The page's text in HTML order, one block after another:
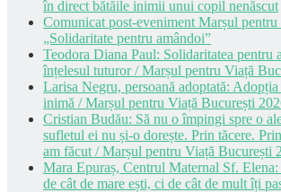
în direct bătăile inimii unui copil nenăscut
Comunicat post-eveniment Marșul
„Solidaritate pentru amândoi”
Teodora Diana Paul: Solidaritatea pentru
înțelesul tuturor / Marșul pentru Viață
Larisa Negru, persoană adoptată:
inimă / Marșul pentru Viață București
Cristian Budău: Să nu o împingi spre o
sufletul ei nu și-o dorește. Prin tăcere.
am făcut / Marșul pentru Viață București
Mara Epuraș, Centrul Maternal Sf.
de cât de mare ești, ci de cât de mult îți